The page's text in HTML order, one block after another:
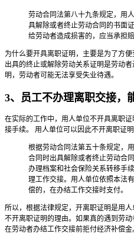
劳动合同法第八十九条规定，用
具解除或者终止劳动合同的书面
给劳动者造成损害的，应当承担赔
为什么要开具离职证明，主要是为了方
出具的终止或解除劳动关系证明是劳动
明，劳动者可能无法享受失业待遇。
3、员工不办理离职交接，
在实际的工作中，用人单位不开具离职
接手续。 用人单位可以因此不开离职证明
根据劳动合同法第五十条规定，
合同时出具解除或者终止劳动合
办理档案和社会保险关系转移手
理工作交接。用人单位依照本法
偿的，在办结工作交接时支付。
所以，根据法律规定，开离职证明是用
不开离职证明的理由。如果真的遇到劳
在劳动者办结工作交接前拒付经济补偿金